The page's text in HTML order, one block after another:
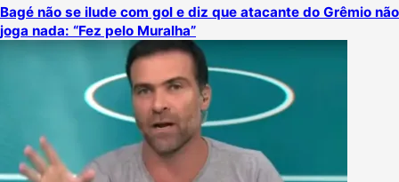
Bagé não se ilude com gol e diz que atacante do Grêmio não
joga nada: “Fez pelo Muralha”